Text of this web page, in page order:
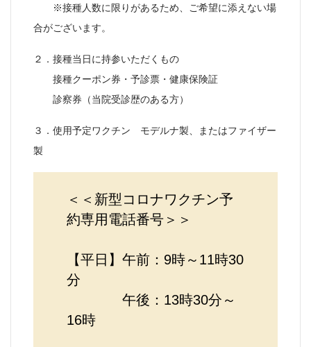
※接種人数に限りがあるため、ご希望に添えない場
合がございます。
２．接種当日に持参いただくもの
接種クーポン券・予診票・健康保険証
診察券（当院受診歴のある方）
３．使用予定ワクチン モデルナ製、またはファイザー
製
＜＜新型コロナワクチン予
約専用電話番号＞＞
【平日】午前：9時～11時30
分
午後：13時30分～
16時